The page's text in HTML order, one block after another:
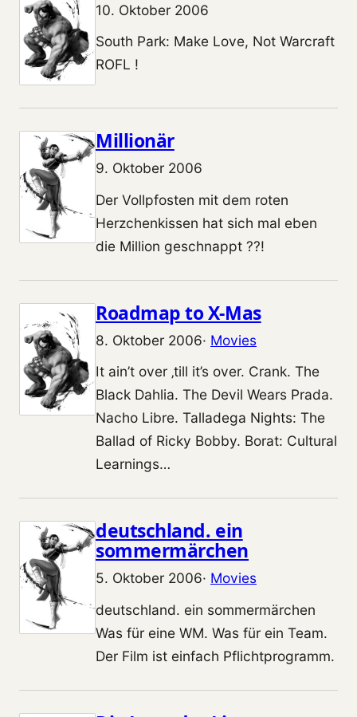
10. Oktober 2006
South Park: Make Love, Not Warcraft
ROFL !
Millionär
9. Oktober 2006
Der Vollpfosten mit dem roten
Herzchenkissen hat sich mal eben
die Million geschnappt ??!
Roadmap to X-Mas
8. Oktober 2006· Movies
It ain’t over ‚till it’s over. Crank. The
Black Dahlia. The Devil Wears Prada.
Nacho Libre. Talladega Nights: The
Ballad of Ricky Bobby. Borat: Cultural
Learnings…
deutschland. ein
sommermärchen
5. Oktober 2006· Movies
deutschland. ein sommermärchen
Was für eine WM. Was für ein Team.
Der Film ist einfach Pflichtprogramm.